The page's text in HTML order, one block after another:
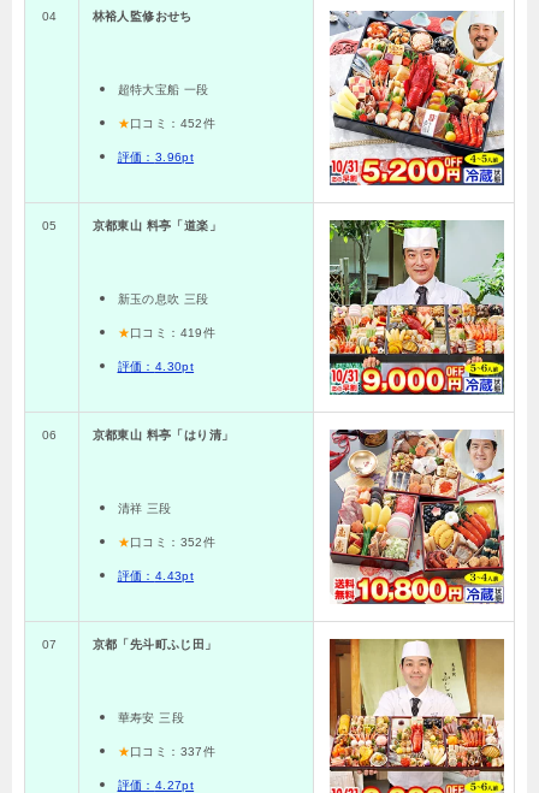
04 林裕人監修おせち
超特大宝船 一段
★口コミ：452件
評価： 3.96pt
05 京都東山 料亭「道楽」
新玉の息吹 三段
★口コミ：419件
評価： 4.30pt
06 京都東山 料亭「はり清」
清祥 三段
★口コミ：352件
評価： 4.43pt
07 京都「先斗町ふじ田」
華寿安 三段
★口コミ：337件
評価： 4.27pt